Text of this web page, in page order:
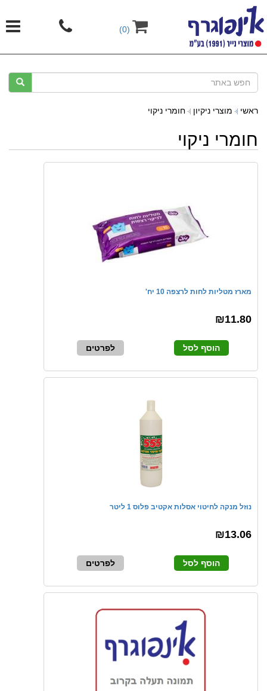
(0)
ראשי מוצרי ניקיון חומרי ניקוי
חומרי ניקוי
מארז מטליות לחות לרצפה 10 יח'
₪11.80
הוסף לסל לפרטים
נוזל מנקה לחיטוי אסלות אקטיב פלוס 1 ליטר
₪13.06
הוסף לסל לפרטים